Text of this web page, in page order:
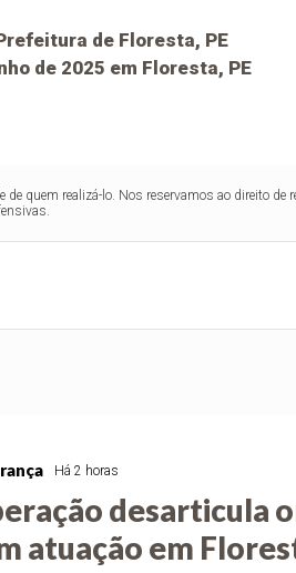
de Floresta, PE
de 2025 em Floresta, PE
quem realizá-lo. Nos reservamos ao direito
Há 2 horas
desarticula
atuação em